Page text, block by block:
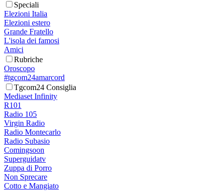
Speciali
Elezioni Italia
Elezioni estero
Grande Fratello
L'isola dei famosi
Amici
Rubriche
Oroscopo
#tgcom24amarcord
Tgcom24 Consiglia
Mediaset Infinity
R101
Radio 105
Virgin Radio
Radio Montecarlo
Radio Subasio
Comingsoon
Superguidatv
Zuppa di Porro
Non Sprecare
Cotto e Mangiato